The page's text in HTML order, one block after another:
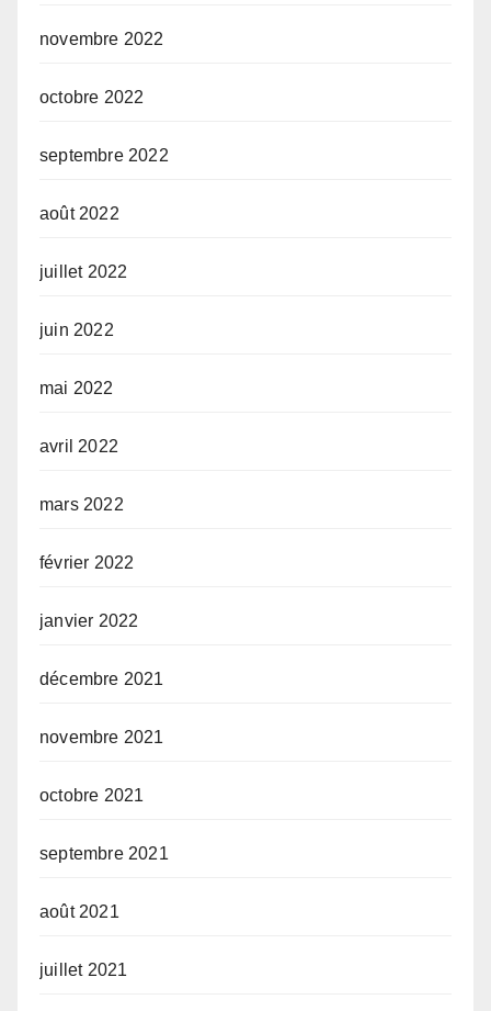
novembre 2022
octobre 2022
septembre 2022
août 2022
juillet 2022
juin 2022
mai 2022
avril 2022
mars 2022
février 2022
janvier 2022
décembre 2021
novembre 2021
octobre 2021
septembre 2021
août 2021
juillet 2021